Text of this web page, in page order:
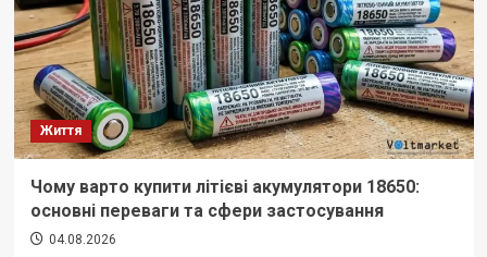
Життя
Чому варто купити літієві акумулятори 18650:
основні переваги та сфери застосування
04.08.2026